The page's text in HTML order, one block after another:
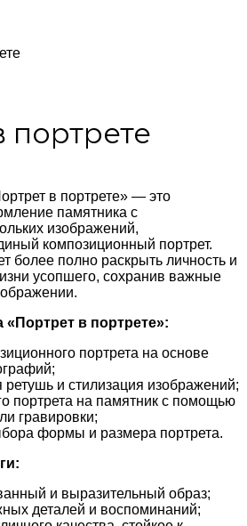
портрете
в портрете» — это
памятника с
изображений,
композиционный портрет.
более полно раскрыть личность и
усопшего, сохранив важные
«Портрет в портрете»:
портрета на основе
ретушь и стилизация изображений;
портрета на памятник с помощью
гравировки;
формы и размера портрета.
и выразительный образ;
деталей и воспоминаний;